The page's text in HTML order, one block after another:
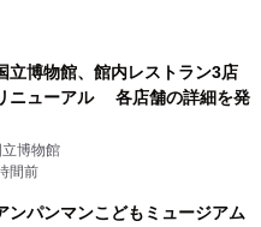
立博物館、館内レストラン3店
ニューアル 各店舗の詳細を発
博物館
間前
ンパンマンこどもミュージアム